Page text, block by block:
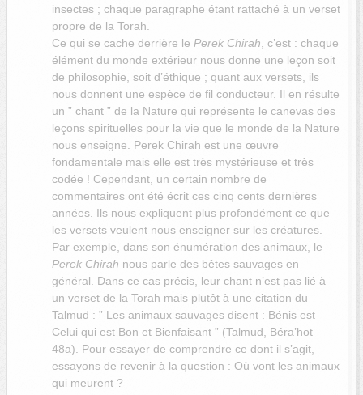
insectes ; chaque paragraphe étant rattaché à un verset
propre de la Torah.
Ce qui se cache derrière le Perek Chirah, c’est : chaque
élément du monde extérieur nous donne une leçon soit
de philosophie, soit d’éthique ; quant aux versets, ils
nous donnent une espèce de fil conducteur. Il en résulte
un ” chant ” de la Nature qui représente le canevas des
leçons spirituelles pour la vie que le monde de la Nature
nous enseigne. Perek Chirah est une œuvre
fondamentale mais elle est très mystérieuse et très
codée ! Cependant, un certain nombre de
commentaires ont été écrit ces cinq cents dernières
années. Ils nous expliquent plus profondément ce que
les versets veulent nous enseigner sur les créatures.
Par exemple, dans son énumération des animaux, le
Perek Chirah nous parle des bêtes sauvages en
général. Dans ce cas précis, leur chant n’est pas lié à
un verset de la Torah mais plutôt à une citation du
Talmud : ” Les animaux sauvages disent : Bénis est
Celui qui est Bon et Bienfaisant ” (Talmud, Béra’hot
48a). Pour essayer de comprendre ce dont il s’agit,
essayons de revenir à la question : Où vont les animaux
qui meurent ?